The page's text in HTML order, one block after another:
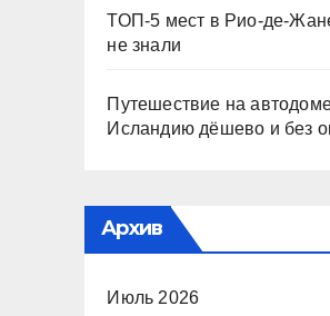
ТОП-5 мест в Рио-де-
не знали
Путешествие на
Исландию дёшево и без
Архив
Июль 2026